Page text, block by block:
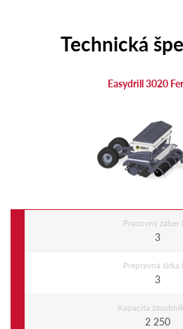
Technická
Easydrill 3020
Pracovný záber
3
Prepravná šírka
3
Kapacita
2 250